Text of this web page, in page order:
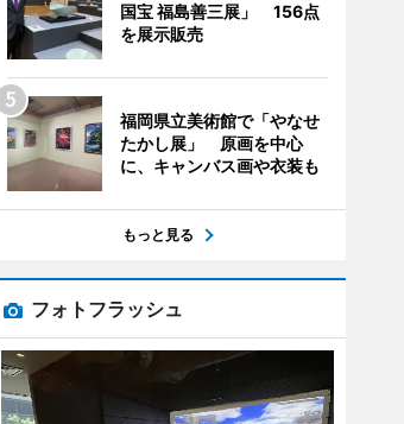
国宝 福島善三展」 156点
を展示販売
福岡県立美術館で「やなせ
たかし展」 原画を中心
に、キャンバス画や衣装も
もっと見る
フォトフラッシュ